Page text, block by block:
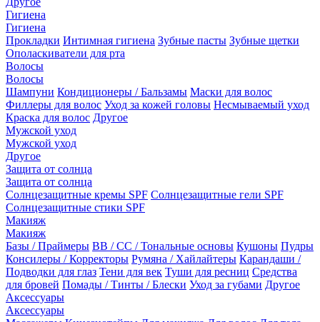
Гигиена
Гигиена
Прокладки Интимная гигиена Зубные пасты Зубные щетки
Ополаскиватели для рта
Волосы
Волосы
Шампуни Кондиционеры / Бальзамы Маски для волос
Филлеры для волос Уход за кожей головы Несмываемый уход
Краска для волос Другое
Мужской уход
Мужской уход
Другое
Защита от солнца
Защита от солнца
Солнцезащитные кремы SPF Солнцезащитные гели SPF
Солнцезащитные стики SPF
Макияж
Макияж
Базы / Праймеры BB / CC / Тональные основы Кушоны Пудры
Консилеры / Корректоры Румяна / Хайлайтеры Карандаши /
Подводки для глаз Тени для век Туши для ресниц Средства
для бровей Помады / Тинты / Блески Уход за губами Другое
Аксессуары
Аксессуары